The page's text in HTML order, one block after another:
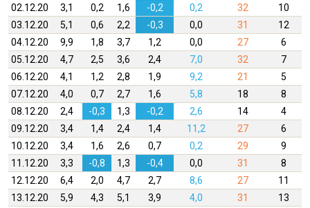
02.12.20
3,1 0,2 1,6 -0,2 0,2 32 10
03.12.20
5,1 0,6 2,2 -0,3 0,0 31 12
04.12.20
9,9 1,8 3,7 1,2 0,0 27
6
05.12.20
4,7 2,5 3,6 2,4 7,0 32 7
06.12.20
4,1 1,2 2,8 1,9 9,2 21 5
07.12.20
4,0 0,7 2,7 1,6 5,8 18 8
08.12.20
2,4 -0,3 1,3 -0,2 2,6 14 4
09.12.20
3,4 1,4 2,4 1,4 11,2 27
6
10.12.20
3,4 1,6 2,6 0,7 0,2 29
9
11.12.20
3,3 -0,8 1,3 -0,4 0,0 31 8
12.12.20
6,4 2,0 4,7 2,7 8,6 27 11
13.12.20
5,9 4,3 5,1 3,9 4,0 31 13